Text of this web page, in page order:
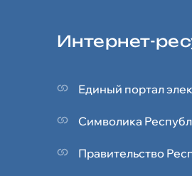
Интернет-
Единый портал
Символика
Правительство